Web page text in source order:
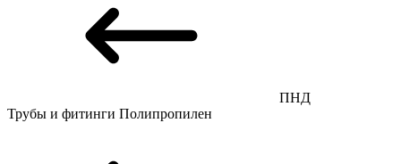
ПНД
Трубы и фитинги Полипропилен